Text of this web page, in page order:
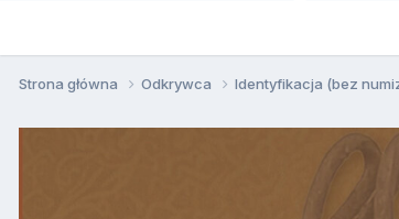
Strona główna Odkrywca Identyfikacja (bez